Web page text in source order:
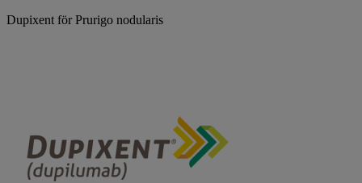
Dupixent för Prurigo nodularis